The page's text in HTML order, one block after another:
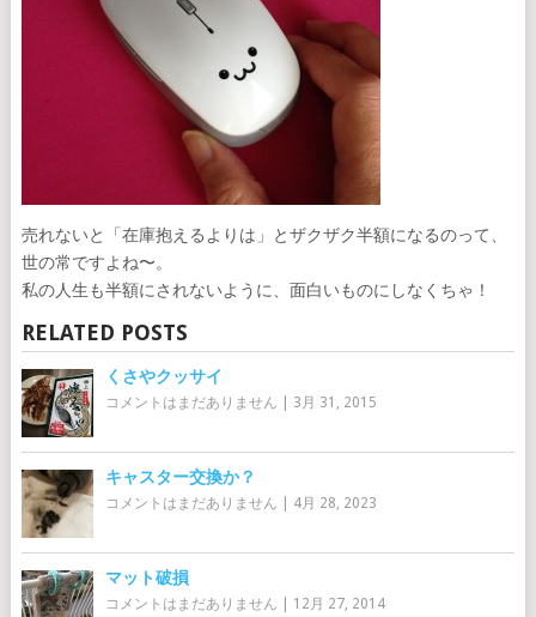
売れないと「在庫抱えるよりは」とザクザク半額になるのって、
世の常ですよね〜。
私の人生も半額にされないように、面白いものにしなくちゃ！
RELATED POSTS
くさやクッサイ
コメントはまだありません 3月 31, 2015
キャスター交換か？
コメントはまだありません 4月 28, 2023
マット破損
コメントはまだありません 12月 27, 2014